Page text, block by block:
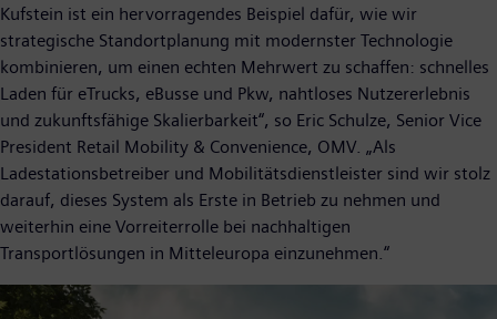
Kufstein ist ein hervorragendes Beispiel dafür, wie wir
strategische Standortplanung mit modernster Technologie
kombinieren, um einen echten Mehrwert zu schaffen: schnelles
Laden für eTrucks, eBusse und Pkw, nahtloses Nutzererlebnis
und zukunftsfähige Skalierbarkeit“, so Eric Schulze, Senior Vice
President Retail Mobility & Convenience, OMV. „Als
Ladestationsbetreiber und Mobilitätsdienstleister sind wir stolz
darauf, dieses System als Erste in Betrieb zu nehmen und
weiterhin eine Vorreiterrolle bei nachhaltigen
Transportlösungen in Mitteleuropa einzunehmen.“